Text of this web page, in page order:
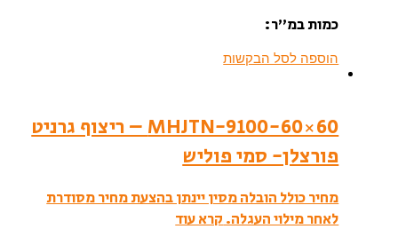
כמות במ”ר:
הוספה לסל הבקשות
MHJTN-9100-60×60 – ריצוף גרניט
פורצלן- סמי פוליש
מחיר כולל הובלה מסין יינתן בהצעת מחיר מסודרת
לאחר מילוי העגלה.קרא עוד